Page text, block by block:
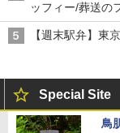
ッフィー/葬送の
【週末駅弁】東
Special Site
鳥